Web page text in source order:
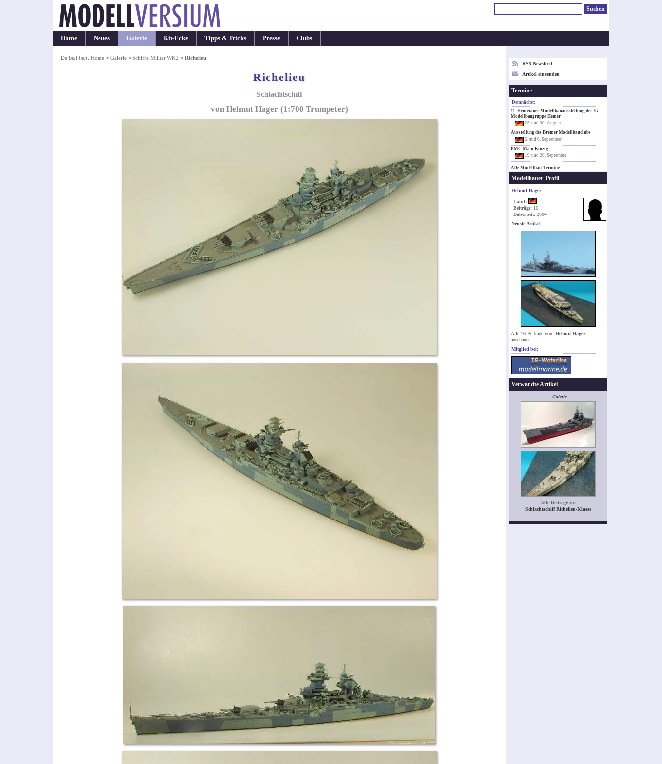
Home Neues Galerie Kit-Ecke Tipps & Tricks Presse Clubs
Du bist hier: Home> Galerie> Schiffe Militär WK2 > Richelieu
Richelieu
Schlachtschiff
von Helmut Hager (1:700 Trumpeter)
RSS-Newsfeed
Artikel einsenden
Termine
Demnächst:
11. Hemeraner Modellbauausstellung der IG
Modellbaugruppe Hemer
29. und 30. August
Ausstellung des Bremer Modellbauclubs
5. und 6. September
PMC Main-Kinzig
19. und 20. September
Alle Modellbau-Termine
Modellbauer-Profil
Helmut Hager
Land:
Beiträge: 16
Dabei seit: 2004
Neuste Artikel
Alle 16 Beiträge von Helmut Hager
anschauen.
Mitglied bei:
Verwandte Artikel
Galerie
Alle Beiträge zu:
Schlachtschiff Richelieu-Klasse